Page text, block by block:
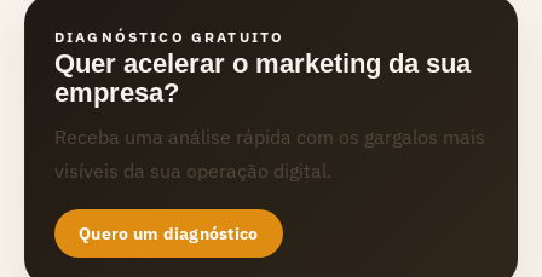
DIAGNÓSTICO GRATUITO
Quer acelerar o marketing da sua
empresa?
Receba uma análise rápida com os gargalos mais
visíveis da sua operação digital.
Quero um diagnóstico